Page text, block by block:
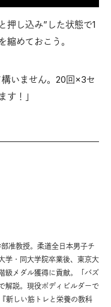
押し込み”した状態で1
めておこう。
構いません。20回×3セ
す！」
准教授。柔道全日本男子チ
学・同大学院卒業後、東京大
級メダル獲得に貢献。「バズ
解説。現役ボディビルダーで
新しい筋トレと栄養の教科